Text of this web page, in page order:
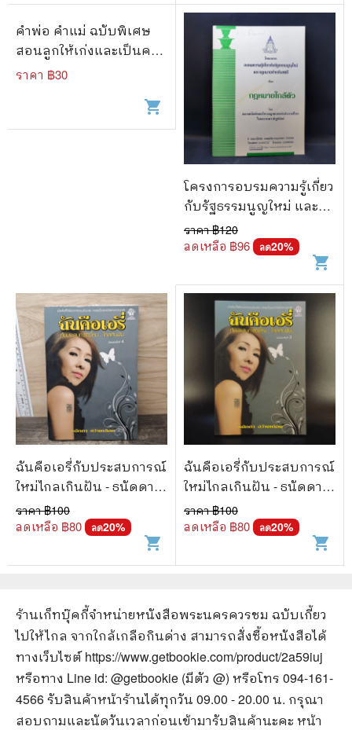
คำพ่อ คำแม่ ฉบับพิเศษ
สอนลูกให้เก่งและเป็นคน
ดี - พระธรรมกิตติวงศ์
ราคา ฿30
shopping_cart
โครงการอบรมความรู้เกี่ยว
กับรัฐธรรมนูญใหม่ และ
กฎหมายสำหรับสตรี เรื่อง
กฎหมายใกล้ตัว
ราคา ฿120
ลดเหลือ ฿96 ลด20%
shopping_cart
ฉันคือเอรี่กับประสบการณ์
ใหม่ไกลเกินฝัน - ธนัดดา
สว่างเดือน
ราคา ฿100
ลดเหลือ ฿80 ลด20%
shopping_cart
ฉันคือเอรี่กับประสบการณ์
ใหม่ไกลเกินฝัน - ธนัดดา
สว่างเดือน
ราคา ฿100
ลดเหลือ ฿80 ลด20%
shopping_cart
ร้านเก็ทบุ๊คกี้จำหน่ายหนังสือพระนครควรชม ฉบับเกี้ยว
ไปให้ไกล จากใกล้เกลือกินด่าง สามารถสั่งซื้อหนังสือได้
ทางเว็บไซต์ https://www.getbookie.com/product/2a59iuj
หรือทาง Line id: @getbookie (มีตัว @) หรือโทร 094-161-
4566 รับสินค้าหน้าร้านได้ทุกวัน 09.00 - 20.00 น. กรุณา
สอบถามและนัดวันเวลาก่อนเข้ามารับสินค้านะคะ หน้า